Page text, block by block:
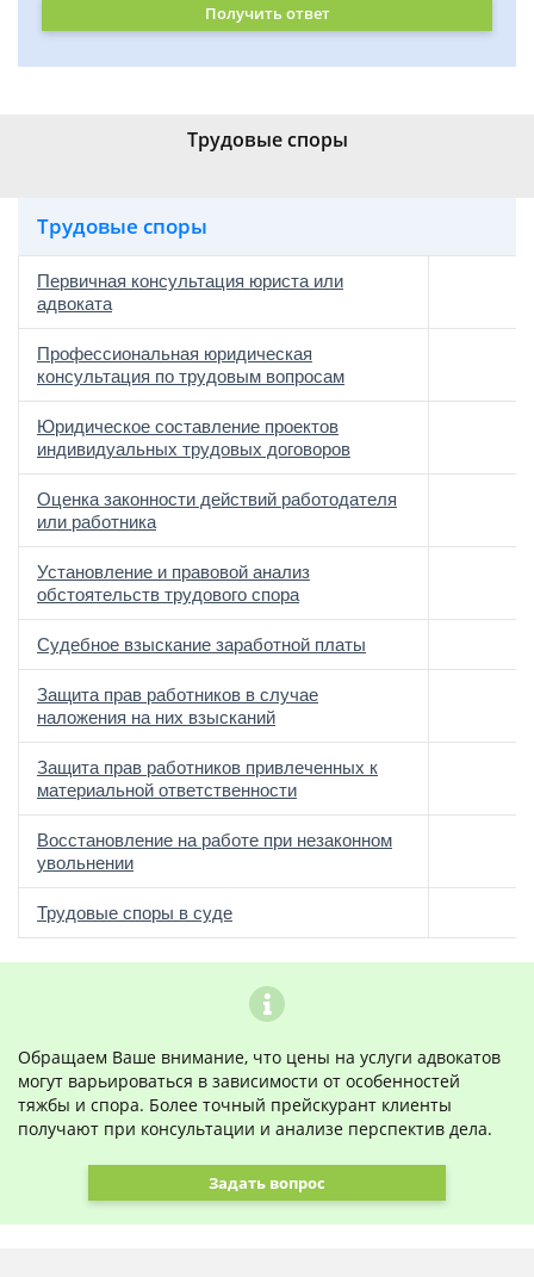
Получить ответ
Трудовые споры
Трудовые споры
Первичная консультация юриста или
адвоката
Профессиональная юридическая
консультация по трудовым вопросам
Юридическое составление проектов
индивидуальных трудовых договоров
Оценка законности действий работодателя
или работника
Установление и правовой анализ
обстоятельств трудового спора
Судебное взыскание заработной платы
Защита прав работников в случае
наложения на них взысканий
Защита прав работников привлеченных к
материальной ответственности
Восстановление на работе при незаконном
увольнении
Трудовые споры в суде
Обращаем Ваше внимание, что цены на услуги адвокатов
могут варьироваться в зависимости от особенностей
тяжбы и спора. Более точный прейскурант клиенты
получают при консультации и анализе перспектив дела.
Задать вопрос